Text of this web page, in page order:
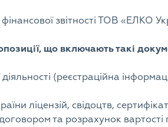
звітності ТОВ «ЕЛКО
що включають такі
(реєстраційна
ліцензій, свідоцтв,
та розрахунок вартості